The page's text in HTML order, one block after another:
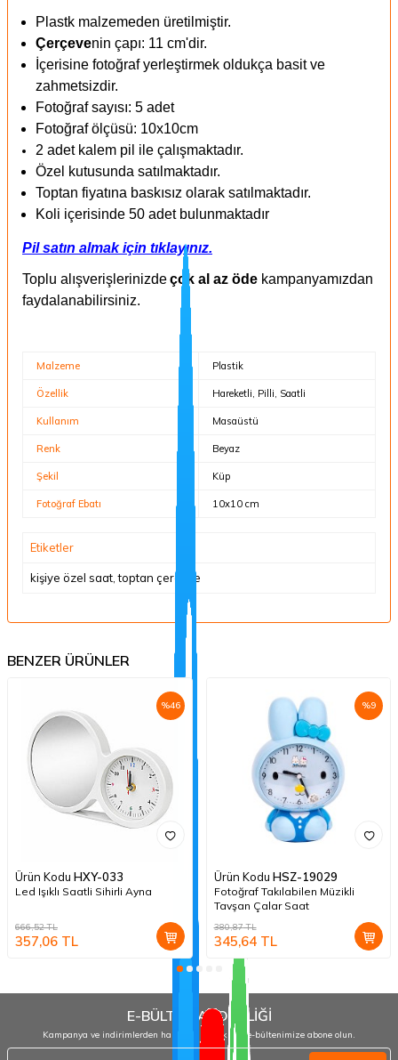
Plastk malzemeden üretilmiştir.
Çerçevenin çapı: 11 cm'dir.
İçerisine fotoğraf yerleştirmek oldukça basit ve
zahmetsizdir.
Fotoğraf sayısı: 5 adet
Fotoğraf ölçüsü: 10x10cm
2 adet kalem pil ile çalışmaktadır.
Özel kutusunda satılmaktadır.
Toptan fiyatına baskısız olarak satılmaktadır.
Koli içerisinde 50 adet bulunmaktadır
Pil satın almak için tıklayınız.
Toplu alışverişlerinizdeçok al az öde kampanyamızdan
faydalanabilirsiniz.
Malzeme Plastik
Özellik Hareketli, Pilli, Saatli
Kullanım Masaüstü
Renk Beyaz
Şekil Küp
Fotoğraf Ebatı 10x10 cm
Etiketler
kişiye özel saat ,toptan çerçeve
BENZER ÜRÜNLER
%46
Ürün Kodu HXY-033
Led Işıklı Saatli Sihirli Ayna
666,52TL
357,06 TL
%9
Ürün Kodu HSZ-19029
Fotoğraf Takılabilen Müzikli
Tavşan Çalar Saat
380,87TL
345,64TL
E-BÜLTEN ABONELİĞİ
Kampanya ve indirimlerden haberdar olmak için e-bültenimize abone olun.